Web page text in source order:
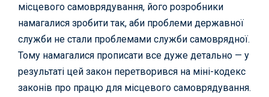
місцевого самоврядування, його розробники
намагалися зробити так, аби проблеми державної
служби не стали проблемами служби самоврядної.
Тому намагалися прописати все дуже детально — у
результаті цей закон перетворився на міні-кодекс
законів про працю для місцевого самоврядування.